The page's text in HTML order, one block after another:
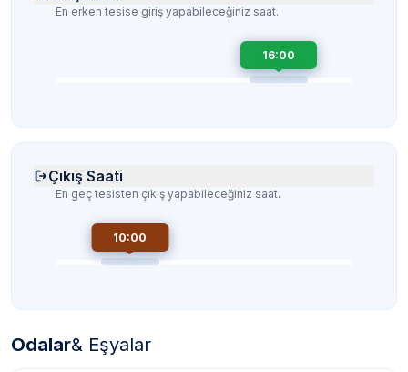
En erken tesise giriş yapabileceğiniz saat.
16:00
Çıkış Saati
En geç tesisten çıkış yapabileceğiniz saat.
10:00
Odalar& Eşyalar